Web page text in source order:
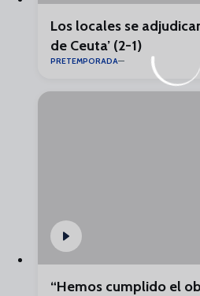
Los locales se
de Ceuta’ (2-1)
PRETEMPORADA
“Hemos cumplido el